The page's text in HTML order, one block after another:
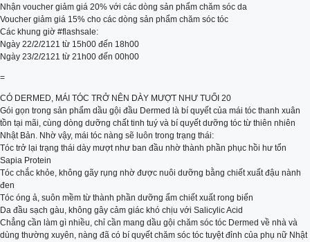
Nhận voucher giảm giá 20% với các dòng sản phẩm chăm sóc da
Voucher giảm giá 15% cho các dòng sản phẩm chăm sóc tóc
Các khung giờ #flashsale:
Ngày 22/2/2121 từ 15h00 đến 18h00
Ngày 23/2/2121 từ 21h00 đến 00h00
=
CÓ DERMED, MÁI TÓC TRỞ NÊN DÀY MƯỢT NHƯ TUỔI 20
Gói gọn trong sản phẩm dầu gội đầu Dermed là bí quyết của mái tóc thanh xuân
tồn tại mãi, cùng dòng dưỡng chất tinh tuý và bí quyết dưỡng tóc từ thiên nhiên
Nhật Bản. Nhờ vậy, mái tóc nàng sẽ luôn trong trạng thái:
Tóc trở lại trạng thái dày mượt như ban đầu nhờ thành phần phục hồi hư tổn
Sapia Protein
Tóc chắc khỏe, không gãy rụng nhờ được nuôi dưỡng bằng chiết xuất đậu nành
đen
Tóc óng ả, suôn mềm từ thành phần dưỡng ẩm chiết xuất rong biển
Da đầu sạch gàu, không gây cảm giác khó chịu với Salicylic Acid
Chẳng cần làm gì nhiều, chỉ cần mang dầu gội chăm sóc tóc Dermed về nhà và
dùng thường xuyên, nàng đã có bí quyết chăm sóc tóc tuyệt đỉnh của phụ nữ Nhật